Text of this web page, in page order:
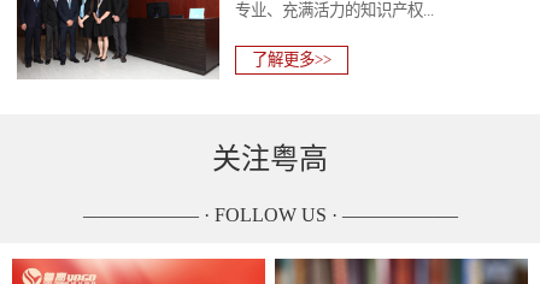
专业、充满活力的知识产权...
了解更多>>
关注粤高
—————— · FOLLOW US · ——————